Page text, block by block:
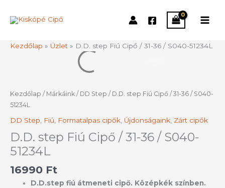
Kezdőlap » Üzlet » D.D. step Fiú Cipő / 31-36 / S040-51234L
Kezdőlap / Márkáink / DD Step / D.D. step Fiú Cipő / 31-36 / S040-
51234L
DD Step Fiú Formatalpas cipők Újdonságaink Zárt cipők
D.D. step Fiú Cipő / 31-36 / S040-
51234L
16990 Ft
D.D.step fiú átmeneti cipő. Középkék színben.
36
/
51234L
mennyiség